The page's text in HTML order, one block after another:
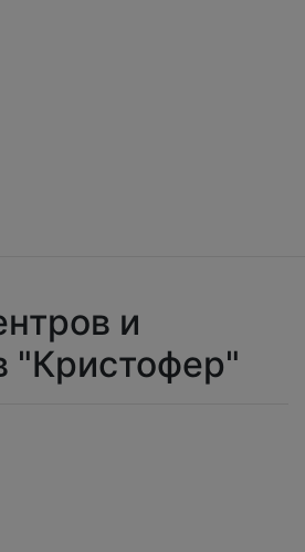
и
"Кристофер"